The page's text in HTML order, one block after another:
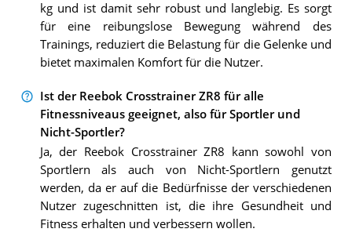
kg und ist damit sehr robust und langlebig. Es sorgt
für eine reibungslose Bewegung während des
Trainings, reduziert die Belastung für die Gelenke und
bietet maximalen Komfort für die Nutzer.
Ist der Reebok Crosstrainer ZR8 für alle
Fitnessniveaus geeignet, also für Sportler und
Nicht-Sportler?
Ja, der Reebok Crosstrainer ZR8 kann sowohl von
Sportlern als auch von Nicht-Sportlern genutzt
werden, da er auf die Bedürfnisse der verschiedenen
Nutzer zugeschnitten ist, die ihre Gesundheit und
Fitness erhalten und verbessern wollen.